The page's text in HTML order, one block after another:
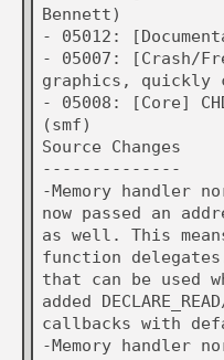
Bennett)
- 05012:
- 05007: [Crash/
graphics, quickly
- 05008: [Core]
(smf)
Source Changes
--------------
-Memory handler
now passed an
as well. This
function
that can be used
added
callbacks with
-Memory handler